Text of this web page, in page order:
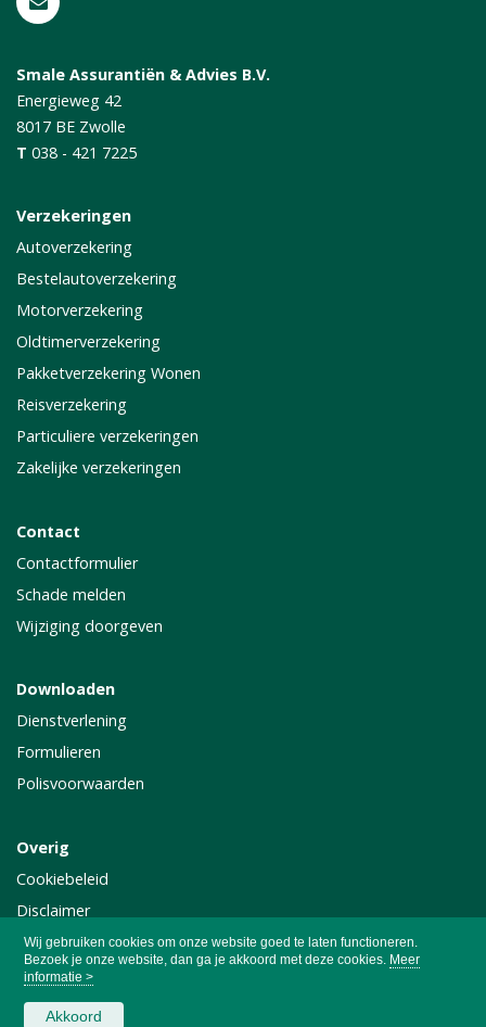
Wij gebruiken cookies om onze website goed te laten functioneren.
Bezoek je onze website, dan ga je akkoord met deze cookies. Meer
informatie >
Akkoord
Smale Assurantiën & Advies B.V.
Energieweg 42
8017 BE Zwolle
T 038 - 421 7225
Verzekeringen
Autoverzekering
Bestelautoverzekering
Motorverzekering
Oldtimerverzekering
Pakketverzekering Wonen
Reisverzekering
Particuliere verzekeringen
Zakelijke verzekeringen
Contact
Contactformulier
Schade melden
Wijziging doorgeven
Downloaden
Dienstverlening
Formulieren
Polisvoorwaarden
Overig
Cookiebeleid
Disclaimer
Privacy